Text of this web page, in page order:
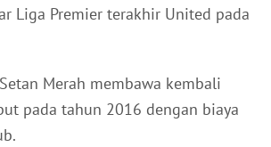
Liga Premier terakhir United pada
Merah membawa kembali
pada tahun 2016 dengan biaya